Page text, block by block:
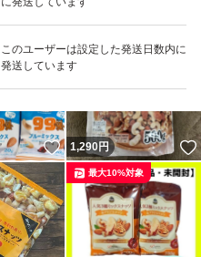
このユーザーは設定した発送日数内に
発送しています
いいね！
620
いいね！
1,290円
最大10%対象